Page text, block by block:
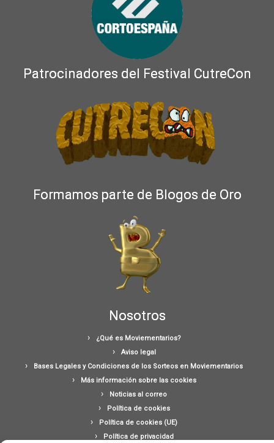
Patrocinadores del Festival CutreCon
Formamos parte de Blogos de Oro
Nosotros
¿Qué es Moviementarios?
Aviso legal
Bases Legales y Condiciones de los Sorteos en Moviementarios
Más información sobre las cookies
Noticias al correo
Política de cookies
Política de cookies (UE)
Política de privacidad